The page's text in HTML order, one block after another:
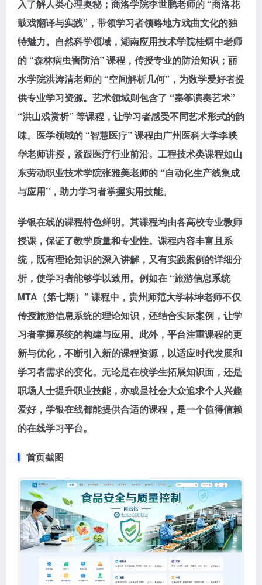
入了解人类心理奥秘；商洛学院李世鹏老师的 “商洛花
鼓戏翻译与实践”，带领学习者领略地方戏曲文化的独
特魅力。自然科学领域，湖南应用技术学院桂炳中老师
的 “森林病虫害防治” 课程，传授专业的防治知识；丽
水学院洪涛清老师的 “空间解析几何”，为数学爱好者提
供专业学习资源。艺术领域则包含了 “秦筝演奏艺术”
“洪山戏赏析” 等课程，让学习者感受不同艺术形式的韵
味。医学领域的 “智慧医疗” 课程由广州医科大学李映
华老师讲授，紧跟医疗行业前沿。工程技术类课程如山
东劳动职业技术学院张雅美老师的 “自动化生产线集成
与应用”，助力学习者掌握实用技能。
学银在线的课程特色鲜明。其课程均由各高校专业教师
授课，保证了教学质量和专业性。课程内容丰富且系
统，既有理论知识的深入讲解，又有实践案例的详细分
析，使学习者能够学以致用。例如在 “旅游信息系统
MTA（第七期）” 课程中，贵州师范大学林坤老师不仅
传授旅游信息系统的理论知识，还结合实际案例，让学
习者掌握系统的构建与应用。此外，平台注重课程的更
新与优化，不断引入新的课程资源，以适应时代发展和
学习者需求的变化。无论是在校学生拓展知识面，还是
职场人士提升职业技能，亦或是社会大众追求个人兴趣
爱好，学银在线都能提供合适的课程，是一个值得信赖
的在线学习平台。
首页截图